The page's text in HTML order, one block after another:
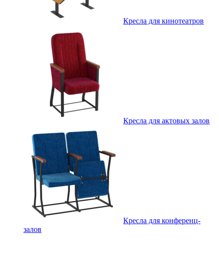
Кресла для кинотеатров
Кресла для актовых залов
Кресла для конференц-
залов